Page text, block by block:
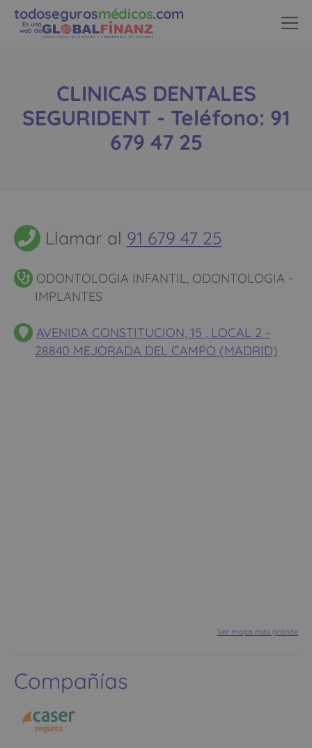
todosegurosmédicos.com
Es una
web de
CLINICAS DENTALES
SEGURIDENT - Teléfono: 91
679 47 25
Llamar al 91 679 47 25
ODONTOLOGIA INFANTIL, ODONTOLOGIA -
IMPLANTES
AVENIDA CONSTITUCION, 15 , LOCAL 2 -
28840 MEJORADA DEL CAMPO (MADRID)
Ver mapa más grande
Compañías